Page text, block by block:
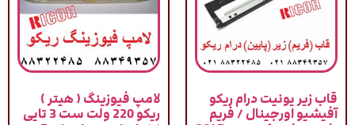
قاب زیر یونیت درام ریکو
آفیشیو اورجینال / فریم
لامپ فیوزینگ ( هیتر )
ریکو 220 ولت ست 3 تایی